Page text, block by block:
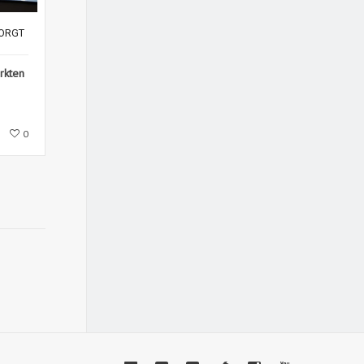
0